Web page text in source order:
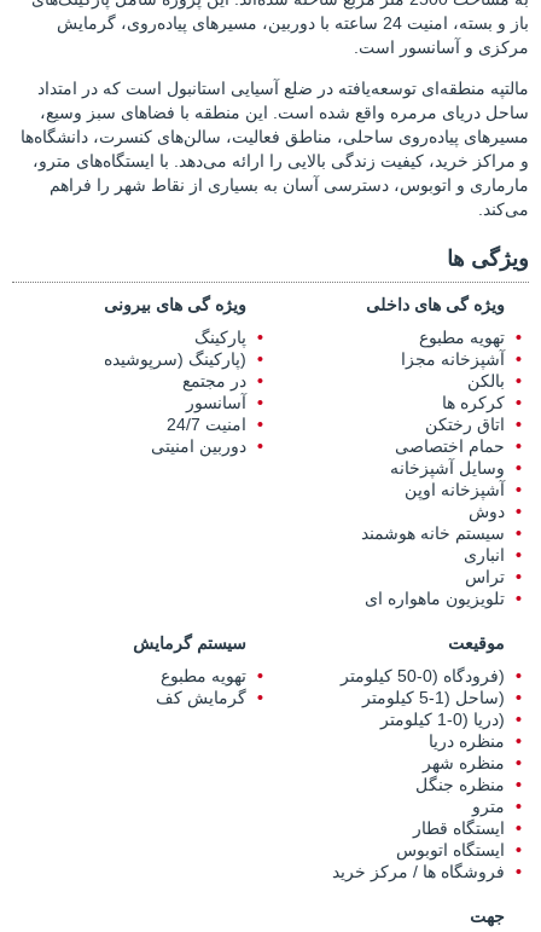
باز و بسته، امنیت 24 ساعته با دوربین، مسیرهای پیاده‌روی، گرمایش
مرکزی و آسانسور است.
مالتپه منطقه‌ای توسعه‌یافته در ضلع آسیایی استانبول است که در امتداد
ساحل دریای مرمره واقع شده است. این منطقه با فضاهای سبز وسیع،
مسیرهای پیاده‌روی ساحلی، مناطق فعالیت، سالن‌های کنسرت، دانشگاه‌ها
و مراکز خرید، کیفیت زندگی بالایی را ارائه می‌دهد. با ایستگاه‌های مترو،
مارماری و اتوبوس، دسترسی آسان به بسیاری از نقاط شهر را فراهم
می‌کند.
ویژگی ها
ویژه گی های داخلی
تهویه مطبوع
آشپزخانه مجزا
بالکن
کرکره ها
اتاق رختکن
حمام اختصاصی
وسایل آشپزخانه
آشپزخانه اوپن
دوش
سیستم خانه هوشمند
انباری
تراس
تلویزیون ماهواره ای
ویژه گی های بیرونی
پارکینگ
(پارکینگ (سرپوشیده
در مجتمع
آسانسور
امنیت 24/7
دوربین امنیتی
موقیعت
(فرودگاه (0-50 کیلومتر
(ساحل (1-5 کیلومتر
(دریا (0-1 کیلومتر
منظره دریا
منظره شهر
منظره جنگل
مترو
ایستگاه قطار
ایستگاه اتوبوس
فروشگاه ها / مرکز خرید
سیستم گرمایش
تهویه مطبوع
گرمایش کف
جهت